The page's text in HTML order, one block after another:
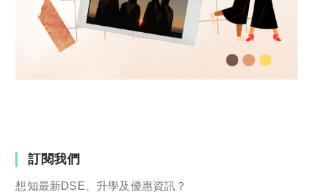
訂閱我們
想知最新DSE、升學及優惠資訊？